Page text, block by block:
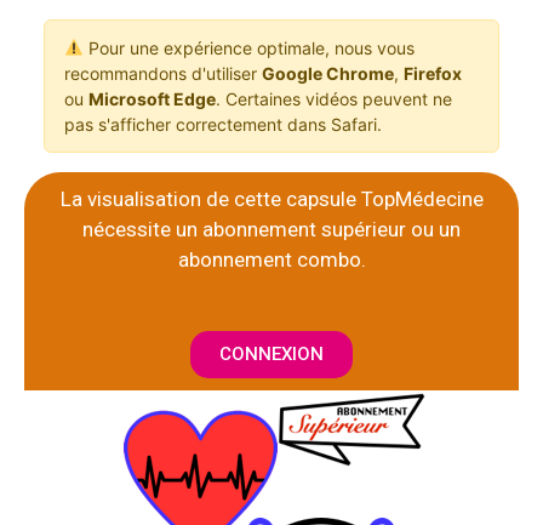
Pour une expérience optimale, nous vous
recommandons d'utiliser Google Chrome, Firefox
ou Microsoft Edge. Certaines vidéos peuvent ne
pas s'afficher correctement dans Safari.
La visualisation de cette capsule TopMédecine
nécessite un abonnement supérieur ou un
abonnement combo.
CONNEXION